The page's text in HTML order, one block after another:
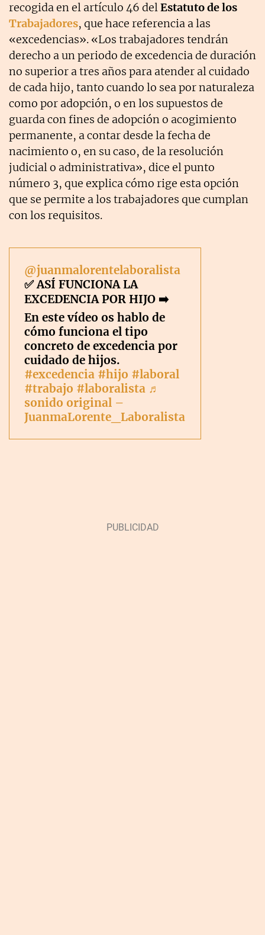
recogida en el artículo 46 delEstatuto de los
Trabajadores, que hace referencia a las
«excedencias». «Los trabajadores tendrán
derecho a un periodo de excedencia de duración
no superior a tres años para atender al cuidado
de cada hijo, tanto cuando lo sea por naturaleza
como por adopción, o en los supuestos de
guarda con fines de adopción o acogimiento
permanente, a contar desde la fecha de
nacimiento o, en su caso, de la resolución
judicial o administrativa», dice el punto
número 3, que explica cómo rige esta opción
que se permite a los trabajadores que cumplan
con los requisitos.
@juanmalorentelaboralista
✅ ASÍ FUNCIONA LA
EXCEDENCIA POR HIJO ➡️
En este vídeo os hablo de
cómo funciona el tipo
concreto de excedencia por
cuidado de hijos.
#excedencia #hijo #laboral
#trabajo #laboralista ♬
sonido original –
JuanmaLorente_Laboralista